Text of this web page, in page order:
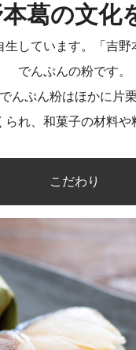
葛の文化
しています。「吉
でんぷんの粉です。
んぷん粉はほかに片
れ、和菓子の材料
こだわり